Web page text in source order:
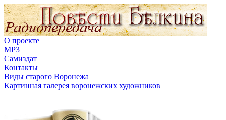
О проекте
MP3
Самиздат
Контакты
Виды старого Воронежа
Картинная галерея воронежских художников